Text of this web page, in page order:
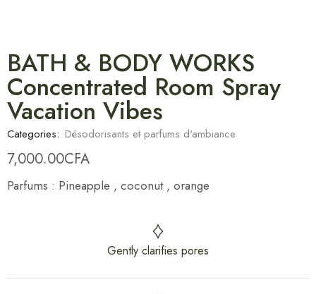
BATH & BODY WORKS
Concentrated Room Spray
Vacation Vibes
Categories: Désodorisants et parfums d'ambiance
7,000.00CFA
Parfums : Pineapple , coconut , orange
Gently clarifies pores